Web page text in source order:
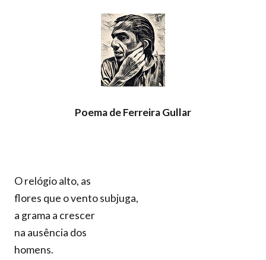
Poema de Ferreira Gullar
O relógio alto, as
flores que o vento subjuga,
a grama a crescer
na ausência dos
homens.